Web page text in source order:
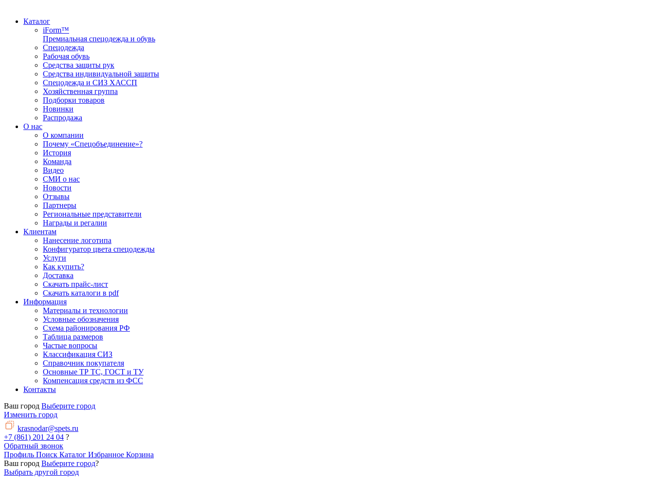
Каталог
iForm™
Премиальная спецодежда и обувь
Спецодежда
Рабочая обувь
Средства защиты рук
Средства индивидуальной защиты
Спецодежда и СИЗ ХАССП
Хозяйственная группа
Подборки товаров
Новинки
Распродажа
О нас
О компании
Почему «Спецобъединение»?
История
Команда
Видео
СМИ о нас
Новости
Отзывы
Партнеры
Региональные представители
Награды и регалии
Клиентам
Нанесение логотипа
Конфигуратор цвета спецодежды
Услуги
Как купить?
Доставка
Скачать прайс-лист
Скачать каталоги в pdf
Информация
Материалы и технологии
Условные обозначения
Схема районирования РФ
Таблица размеров
Частые вопросы
Классификация СИЗ
Справочник покупателя
Основные ТР ТС, ГОСТ и ТУ
Компенсация средств из ФСС
Контакты
Ваш город Выберите город
Изменить город
krasnodar@spets.ru
+7 (861) 201 24 04 ?
Обратный звонок
Профиль Поиск Каталог Избранное Корзина
Ваш город Выберите город?
Выбрать другой город